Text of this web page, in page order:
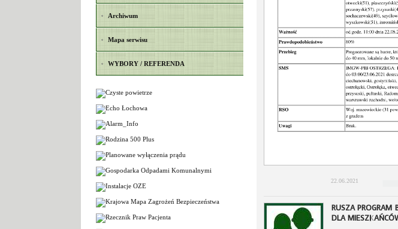
Archiwum
Mapa serwisu
WYBORY / REFERENDA
22.06.2021
RUSZA PROGRAM
DLA